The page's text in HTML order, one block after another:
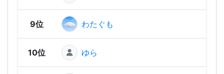
9位 わたぐも
10位 ゆら